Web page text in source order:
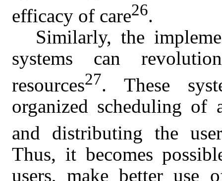
efficacy of care26.
Similarly, the
systems can
resources27. These
organized scheduling of
and distributing the
Thus, it becomes
users, make better use